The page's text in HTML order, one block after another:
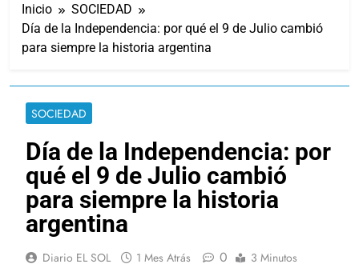
Inicio
SOCIEDAD
Día de la Independencia: por qué el 9 de Julio cambió
para siempre la historia argentina
SOCIEDAD
Día de la Independencia: por
qué el 9 de Julio cambió
para siempre la historia
argentina
Diario EL SOL 1 Mes Atrás 0 3 Minutos